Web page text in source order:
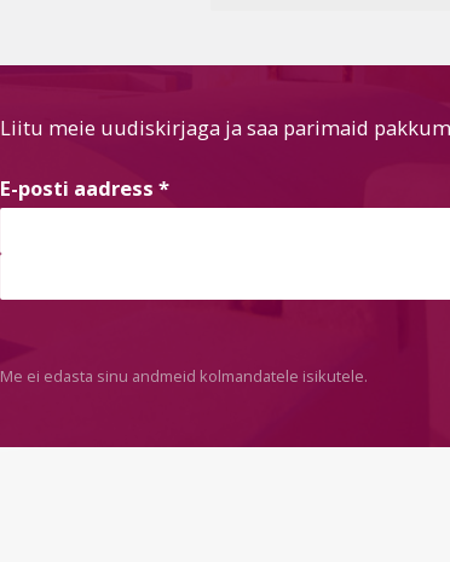
Liitu meie uudiskirjaga ja saa parimaid
E-posti aadress *
Me ei edasta sinu andmeid kolmandatele isikutele.